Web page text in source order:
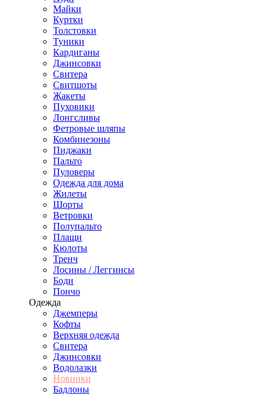
Майки
Куртки
Толстовки
Туники
Кардиганы
Джинсовки
Свитера
Свитшоты
Жакеты
Пуховики
Лонгсливы
Фетровые шляпы
Комбинезоны
Пиджаки
Пальто
Пуловеры
Одежда для дома
Жилеты
Шорты
Ветровки
Полупальто
Плащи
Кюлоты
Тренч
Лосины / Леггинсы
Боди
Пончо
Одежда
Джемперы
Кофты
Верхняя одежда
Свитера
Джинсовки
Водолазки
Новинки
Бадлоны